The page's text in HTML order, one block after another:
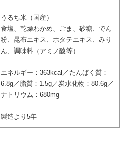
うるち米（国産）
食塩、乾燥わかめ、ごま、砂糖、でん
粉、昆布エキス、ホタテエキス、みり
ん、調味料（アミノ酸等）
エネルギー：363kcal／たんぱく質：
6.8g／脂質：1.5g／炭水化物：80.6g／
ナトリウム：680mg
製造より5年